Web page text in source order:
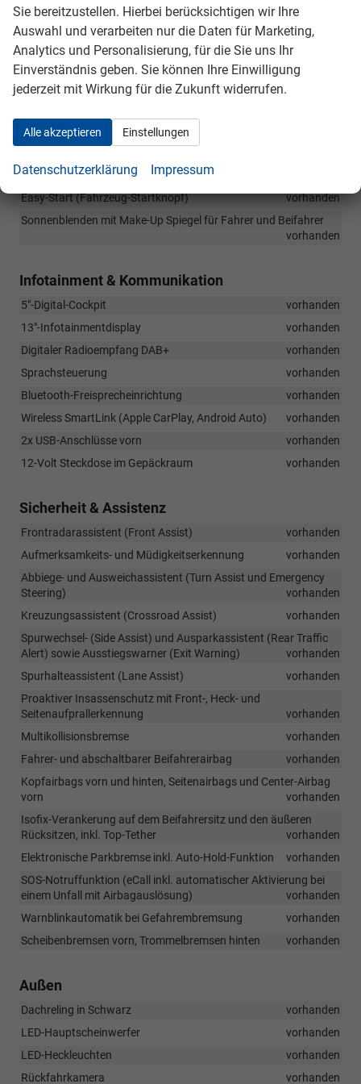
Elektrische Fensterheber vorn und hinten inkl. Einklemmschutz
und Kindersicherung
vorhanden
Automatische Innenspiegelabblendung
vorhanden
Eiskratzer in der Heckklappenverkleidung
vorhanden
Tickethalter an der Windschutzscheibe
Höheneinstellbare Vordersitze inkl. Lendenwirbelstütze
Rücksitzlehne geteilt umklappbar (60:40)
Easy-Start (Fahrzeug-Startknopf)
vorhanden
Sonnenblenden mit Make-Up Spiegel für Fahrer und Beifahrer
vorhanden
Infotainment & Kommunikation
5"-Digital-Cockpit
vorhanden
13"-Infotainmentdisplay
vorhanden
Digitaler Radioempfang DAB+
vorhanden
Sprachsteuerung
vorhanden
Bluetooth-Freisprecheinrichtung
vorhanden
Wireless SmartLink (Apple CarPlay, Android Auto)
vorhanden
2x USB-Anschlüsse vorn
vorhanden
12-Volt Steckdose im Gepäckraum
vorhanden
Sicherheit & Assistenz
Frontradarassistent (Front Assist)
vorhanden
Aufmerksamkeits- und Müdigkeitserkennung
vorhanden
Abbiege- und Ausweichassistent (Turn Assist und Emergency
Steering)
vorhanden
Kreuzungsassistent (Crossroad Assist)
vorhanden
Spurwechsel- (Side Assist) und Ausparkassistent (Rear Traffic
Alert) sowie Ausstiegswarner (Exit Warning)
vorhanden
Spurhalteassistent (Lane Assist)
vorhanden
Proaktiver Insassenschutz mit Front-, Heck- und
Seitenaufprallerkennung
vorhanden
Multikollisionsbremse
vorhanden
Fahrer- und abschaltbarer Beifahrerairbag
vorhanden
Kopfairbags vorn und hinten, Seitenairbags und Center-Airbag
vorn
vorhanden
Isofix-Verankerung auf dem Beifahrersitz und den äußeren
Rücksitzen, inkl. Top-Tether
vorhanden
Elektronische Parkbremse inkl. Auto-Hold-Funktion
vorhanden
SOS-Notruffunktion (eCall inkl. automatischer Aktivierung bei
einem Unfall mit Airbagauslösung)
vorhanden
Warnblinkautomatik bei Gefahrembremsung
vorhanden
Scheibenbremsen vorn, Trommelbremsen hinten
vorhanden
Außen
Dachreling in Schwarz
vorhanden
LED-Hauptscheinwerfer
vorhanden
LED-Heckleuchten
vorhanden
Rückfahrkamera
vorhanden
Sie bereitzustellen. Hierbei berücksichtigen wir Ihre
Auswahl und verarbeiten nur die Daten für Marketing,
Analytics und Personalisierung, für die Sie uns Ihr
Einverständnis geben. Sie können Ihre Einwilligung
jederzeit mit Wirkung für die Zukunft widerrufen.
Alle akzeptieren Einstellungen
Datenschutzerklärung Impressum